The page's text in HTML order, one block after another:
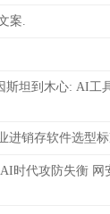
案.
斯坦到木心: AI工
进销存软件选型
时代攻防失衡 网